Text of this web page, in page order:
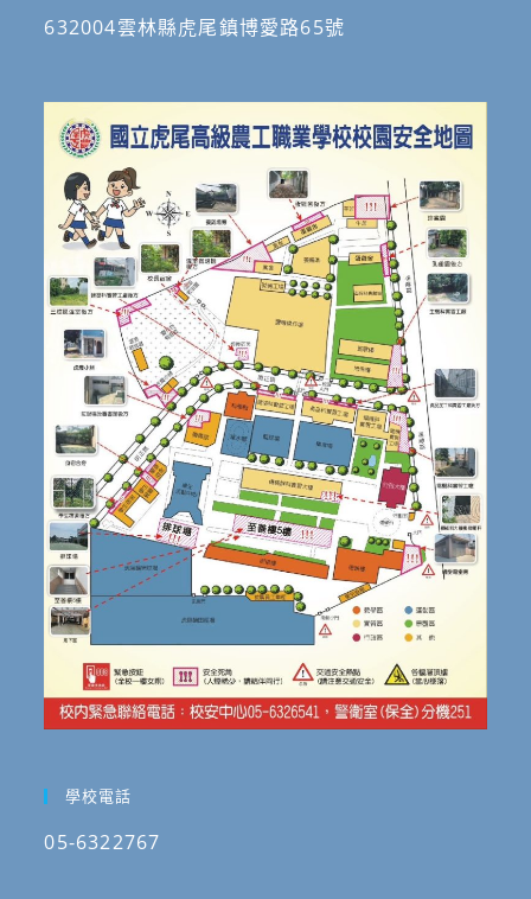
632004雲林縣虎尾鎮博愛路65號
學校電話
05-6322767